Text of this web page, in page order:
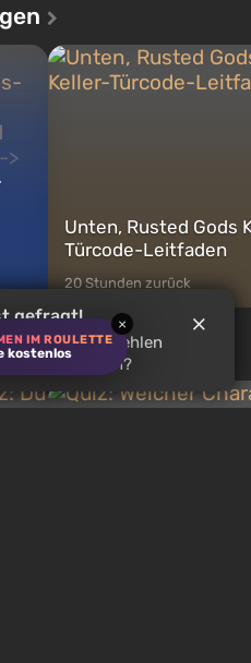
IM ROULETTE
kostenlos
×
nach dem Abwurf von
auf Amerika geöffnet wird.
Unten, Rusted Gods
Türcode-Leitfaden
20 Stunden zurück
gefragt!
gespielt? Empfehlen
Nutzern?